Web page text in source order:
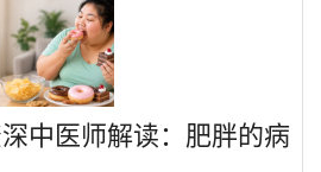
中医师解读：肥胖的病